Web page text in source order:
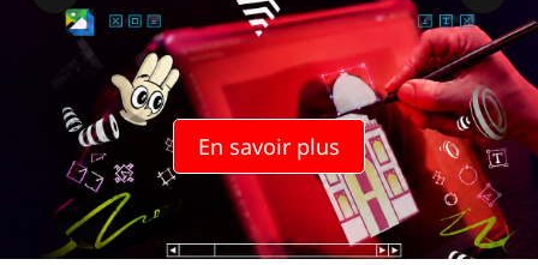
En savoir plus